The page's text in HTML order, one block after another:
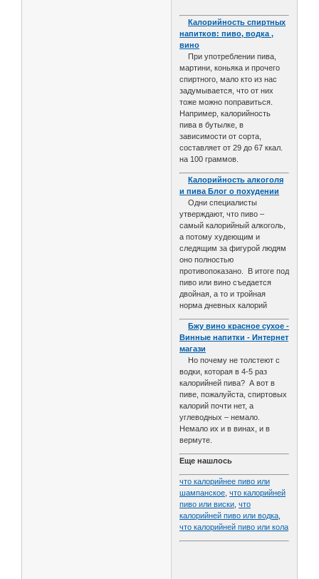
Калорийность спиртных
напитков: пиво, водка ,
вино
При употреблении пива,
мартини, коньяка и прочего
спиртного, мало кто из нас
задумывается, что от них
тоже можно поправиться.
Например, калорийность
пива в бутылке, в
зависимости от сорта,
составляет от 29 до 67 ккал.
на 100 граммов.
Калорийность алкоголя
и пива Блог о похудении
Одни специалисты
утверждают, что пиво –
самый калорийный алкоголь,
а потому худеющим и
следящим за фигурой людям
оно полностью
противопоказано. В итоге под
пиво или вино съедается
двойная, а то и тройная
норма дневных калорий
Бжу вино красное сухое -
Винные напитки - Интернет
магази
Но почему не толстеют с
водки, которая в 4-5 раз
калорийней пива? А вот в
пиве, пожалуйста, спиртовых
калорий почти нет, а
углеводных – немало.
Немало их и в винах, и в
вермуте.
Еще нашлось
что калорийнее пиво или
шампанское ,что калорийней
пиво или виски ,что
калорийней пиво или водка
что калорийней пиво или кола